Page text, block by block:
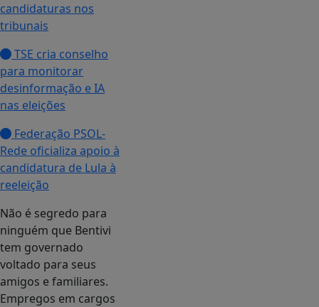
candidaturas nos
tribunais
TSE cria conselho
para monitorar
desinformação e IA
nas eleições
Federação PSOL-
Rede oficializa apoio à
candidatura de Lula à
reeleição
Não é segredo para
ninguém que Bentivi
tem governado
voltado para seus
amigos e familiares.
Empregos em cargos